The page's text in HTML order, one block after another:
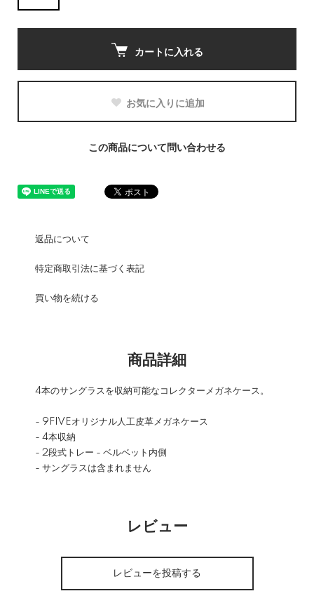
カートに入れる
お気に入りに追加
この商品について問い合わせる
返品について
特定商取引法に基づく表記
買い物を続ける
商品詳細
4本のサングラスを収納可能なコレクターメガネケース。
- 9FIVEオリジナル人工皮革メガネケース
- 4本収納
- 2段式トレー - ベルベット内側
- サングラスは含まれません
レビュー
レビューを投稿する